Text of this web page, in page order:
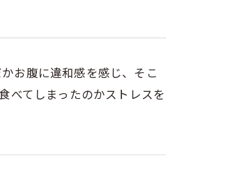
お腹に違和感を感じ、そこ
べてしまったのかストレスを